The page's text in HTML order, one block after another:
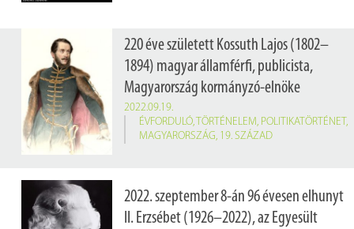
220 éve született Kossuth Lajos (1802–
1894) magyar államférfi, publicista,
Magyarország kormányzó-elnöke
2022.09.19.
ÉVFORDULÓ,TÖRTÉNELEM, POLITIKATÖRTÉNET,
MAGYARORSZÁG, 19. SZÁZAD
2022. szeptember 8-án 96 évesen elhunyt
II. Erzsébet (1926–2022), az Egyesült